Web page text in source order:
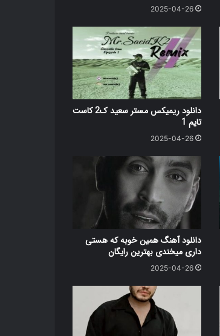
2025-04-26
دانلود ریمیکس مستر سعید ک2 کاست
تایم 1
2025-04-26
دانلود آهنگ همین خوبه که هستی
داری میخندی بهترین رایگان
2025-04-26